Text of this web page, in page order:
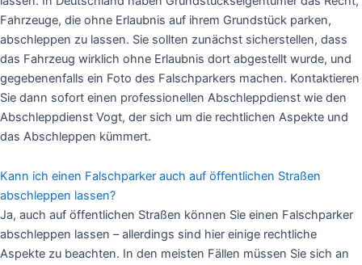
Fahrzeuge, die ohne Erlaubnis auf ihrem Grundstück parken,
abschleppen zu lassen. Sie sollten zunächst sicherstellen, dass
das Fahrzeug wirklich ohne Erlaubnis dort abgestellt wurde, und
gegebenenfalls ein Foto des Falschparkers machen. Kontaktieren
Sie dann sofort einen professionellen Abschleppdienst wie den
Abschleppdienst Vogt, der sich um die rechtlichen Aspekte und
das Abschleppen kümmert.
Kann ich einen Falschparker auch auf öffentlichen Straßen
abschleppen lassen?
Ja, auch auf öffentlichen Straßen können Sie einen Falschparker
abschleppen lassen – allerdings sind hier einige rechtliche
Aspekte zu beachten. In den meisten Fällen müssen Sie sich an